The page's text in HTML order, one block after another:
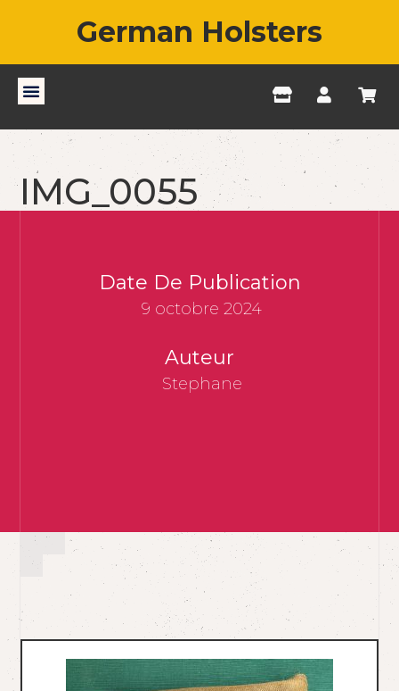
German Holsters
IMG_0055
Date De Publication
9 octobre 2024
Auteur
Stephane